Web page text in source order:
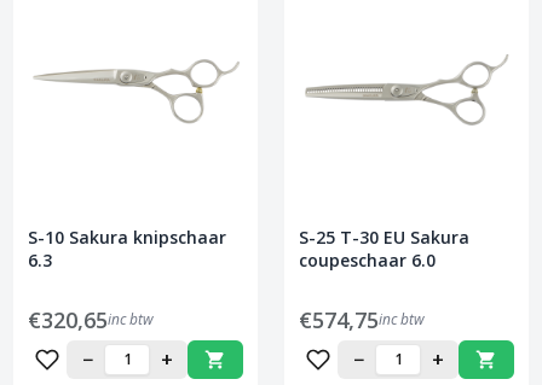
S-10 Sakura knipschaar
6.3
€320,65inc btw
− +
S-25 T-30 EU Sakura
coupeschaar 6.0
€574,75inc btw
− +